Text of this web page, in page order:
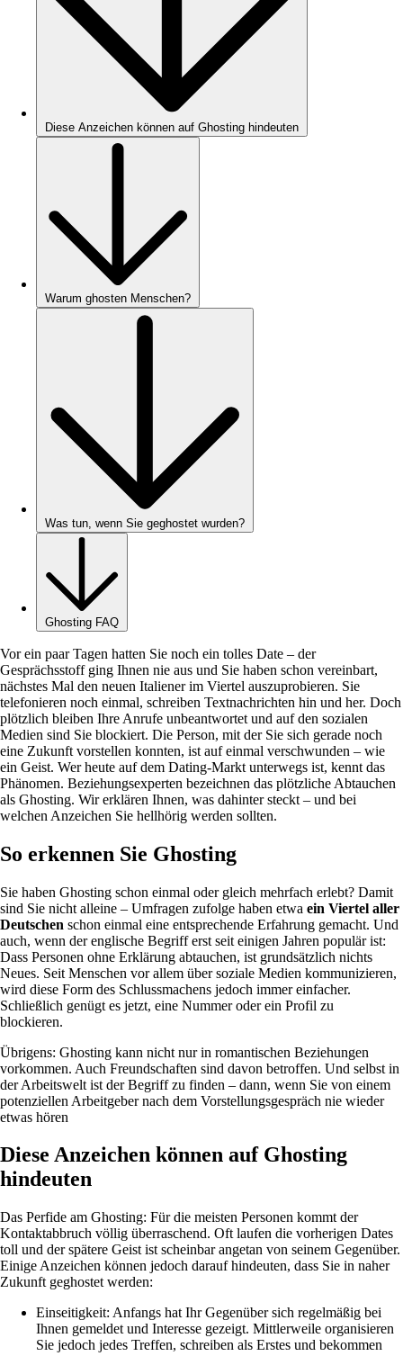
Diese Anzeichen können auf Ghosting hindeuten
Warum ghosten Menschen?
Was tun, wenn Sie geghostet wurden?
Ghosting FAQ
Vor ein paar Tagen hatten Sie noch ein tolles Date – der
Gesprächsstoff ging Ihnen nie aus und Sie haben schon vereinbart,
nächstes Mal den neuen Italiener im Viertel auszuprobieren. Sie
telefonieren noch einmal, schreiben Textnachrichten hin und her. Doch
plötzlich bleiben Ihre Anrufe unbeantwortet und auf den sozialen
Medien sind Sie blockiert. Die Person, mit der Sie sich gerade noch
eine Zukunft vorstellen konnten, ist auf einmal verschwunden – wie
ein Geist. Wer heute auf dem Dating-Markt unterwegs ist, kennt das
Phänomen. Beziehungsexperten bezeichnen das plötzliche Abtauchen
als Ghosting. Wir erklären Ihnen, was dahinter steckt – und bei
welchen Anzeichen Sie hellhörig werden sollten.
So erkennen Sie Ghosting
Sie haben Ghosting schon einmal oder gleich mehrfach erlebt? Damit
sind Sie nicht alleine – Umfragen zufolge haben etwa ein Viertel aller
Deutschen schon einmal eine entsprechende Erfahrung gemacht. Und
auch, wenn der englische Begriff erst seit einigen Jahren populär ist:
Dass Personen ohne Erklärung abtauchen, ist grundsätzlich nichts
Neues. Seit Menschen vor allem über soziale Medien kommunizieren,
wird diese Form des Schlussmachens jedoch immer einfacher.
Schließlich genügt es jetzt, eine Nummer oder ein Profil zu
blockieren.
Übrigens: Ghosting kann nicht nur in romantischen Beziehungen
vorkommen. Auch Freundschaften sind davon betroffen. Und selbst in
der Arbeitswelt ist der Begriff zu finden – dann, wenn Sie von einem
potenziellen Arbeitgeber nach dem Vorstellungsgespräch nie wieder
etwas hören
Diese Anzeichen können auf Ghosting
hindeuten
Das Perfide am Ghosting: Für die meisten Personen kommt der
Kontaktabbruch völlig überraschend. Oft laufen die vorherigen Dates
toll und der spätere Geist ist scheinbar angetan von seinem Gegenüber.
Einige Anzeichen können jedoch darauf hindeuten, dass Sie in naher
Zukunft geghostet werden:
Einseitigkeit: Anfangs hat Ihr Gegenüber sich regelmäßig bei
Ihnen gemeldet und Interesse gezeigt. Mittlerweile organisieren
Sie jedoch jedes Treffen, schreiben als Erstes und bekommen